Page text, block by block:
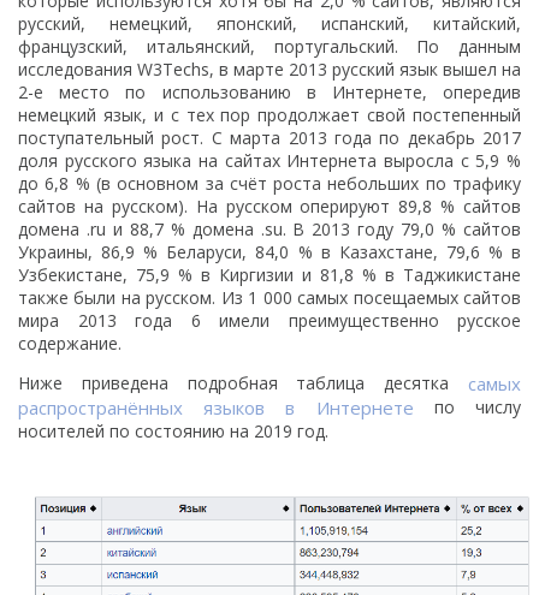
русский, немецкий, японский, испанский, китайский,
французский, итальянский, португальский. По данным
исследования W3Techs, в марте 2013 русский язык вышел на
2-e место по использованию в Интернете, опередив
немецкий язык, и с тех пор продолжает свой постепенный
поступательный рост. С марта 2013 года по декабрь 2017
доля русского языка на сайтах Интернета выросла с 5,9 %
до 6,8 % (в основном за счёт роста небольших по трафику
сайтов на русском). На русском оперируют 89,8 % сайтов
домена .ru и 88,7 % домена .su. В 2013 году 79,0 % сайтов
Украины, 86,9 % Беларуси, 84,0 % в Казахстане, 79,6 % в
Узбекистане, 75,9 % в Киргизии и 81,8 % в Таджикистане
также были на русском. Из 1 000 самых посещаемых сайтов
мира 2013 года 6 имели преимущественно русское
содержание.
Ниже приведена подробная таблица десятка самых
распространённых языков в Интернете по числу
носителей по состоянию на 2019 год.